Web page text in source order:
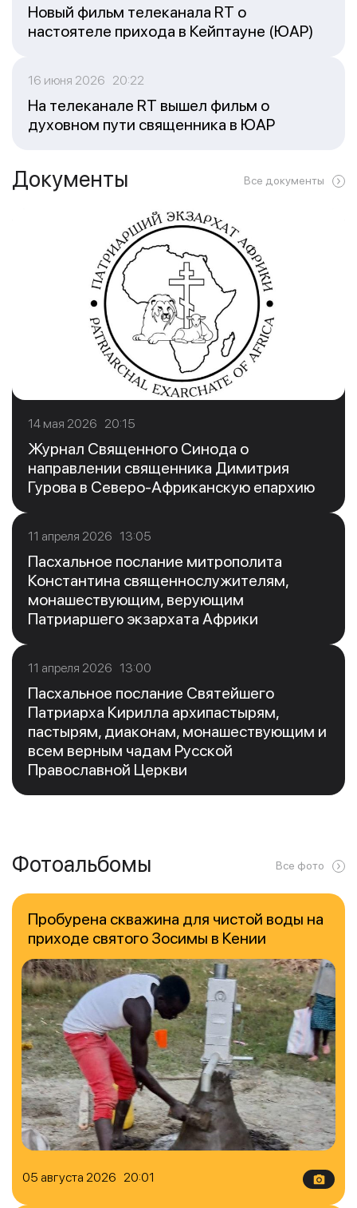
Новый фильм телеканала RT о
настоятеле прихода в Кейптауне (ЮАР)
16 июня 2026 20:22
На телеканале RT вышел фильм о
духовном пути священника в ЮАР
Документы Все документы
14 мая 2026 20:15
Журнал Священного Синода о
направлении священника Димитрия
Гурова в Северо-Африканскую епархию
11 апреля 2026 13:05
Пасхальное послание митрополита
Константина священнослужителям,
монашествующим, верующим
Патриаршего экзархата Африки
11 апреля 2026 13:00
Пасхальное послание Святейшего
Патриарха Кирилла архипастырям,
пастырям, диаконам, монашествующим и
всем верным чадам Русской
Православной Церкви
Фотоальбомы Все фото
05 августа 2026 20:01
Пробурена скважина для чистой воды на
приходе святого Зосимы в Кении